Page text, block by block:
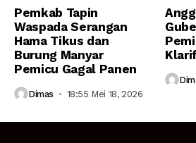
Pemkab Tapin
Waspada Serangan
Hama Tikus dan
Burung Manyar
Pemicu Gagal Panen
Dimas 18:55 Mei 18, 2026